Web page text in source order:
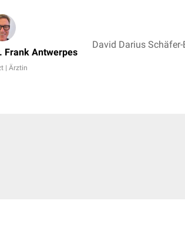
Frank Antwerpes
| Ärztin
David Darius